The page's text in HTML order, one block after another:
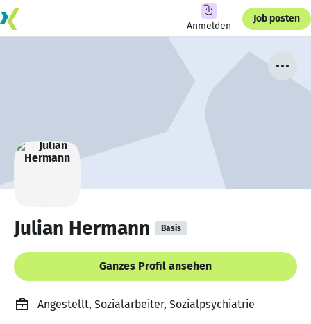
Anmelden
Job posten
Julian Hermann Basis
Ganzes Profil ansehen
Angestellt, Sozialarbeiter, Sozialpsychiatrie